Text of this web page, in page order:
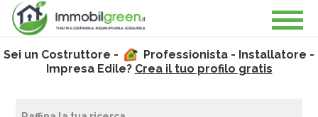
Sei un Costruttore -
Professionista - Installatore -
Impresa Edile? Crea il tuo profilo gratis